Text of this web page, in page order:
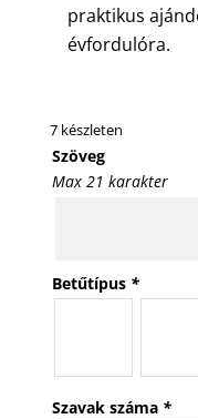
praktikus
évfordulóra.
7 készleten
Szöveg
Max 21 karakter
Betűtípus *
Szavak száma *